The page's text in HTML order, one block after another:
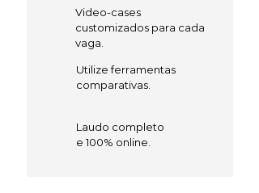
Video-cases
customizados para cada
vaga.
Utilize ferramentas
comparativas.
Laudo completo
e 100% online.